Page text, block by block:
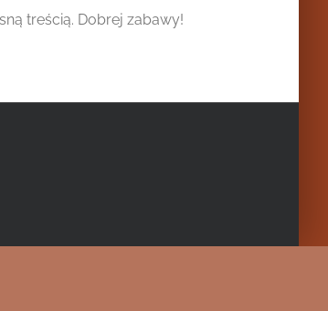
treścią. Dobrej zabawy!